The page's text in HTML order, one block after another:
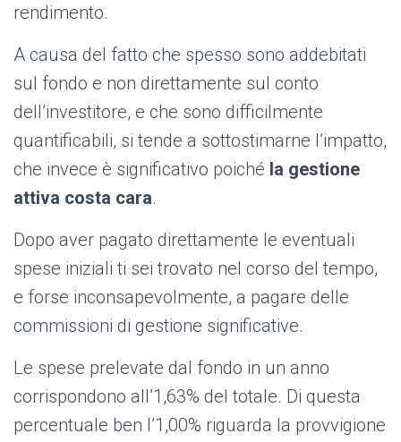
rendimento.
A causa del fatto che spesso sono addebitati
sul fondo e non direttamente sul conto
dell’investitore, e che sono difficilmente
quantificabili, si tende a sottostimarne l’impatto,
che invece è significativo poiché la gestione
attiva costa cara.
Dopo aver pagato direttamente le eventuali
spese iniziali ti sei trovato nel corso del tempo,
e forse inconsapevolmente, a pagare delle
commissioni di gestione significative.
Le spese prelevate dal fondo in un anno
corrispondono all’1,63% del totale. Di questa
percentuale ben l’1,00% riguarda la provvigione